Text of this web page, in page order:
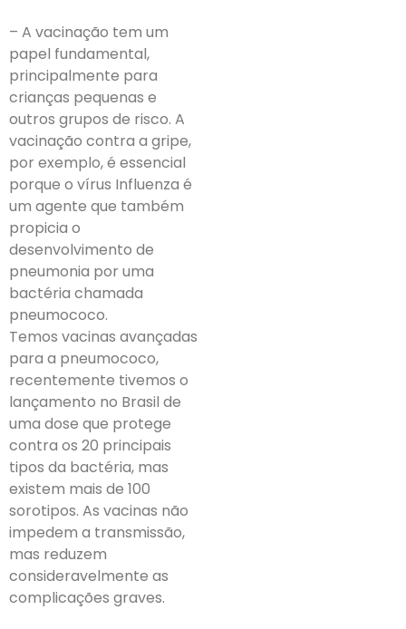
– A vacinação tem um
papel fundamental,
principalmente para
crianças pequenas e
outros grupos de risco. A
vacinação contra a gripe,
por exemplo, é essencial
porque o vírus Influenza é
um agente que também
propicia o
desenvolvimento de
pneumonia por uma
bactéria chamada
pneumococo.
Temos vacinas avançadas
para a pneumococo,
recentemente tivemos o
lançamento no Brasil de
uma dose que protege
contra os 20 principais
tipos da bactéria, mas
existem mais de 100
sorotipos. As vacinas não
impedem a transmissão,
mas reduzem
consideravelmente as
complicações graves.